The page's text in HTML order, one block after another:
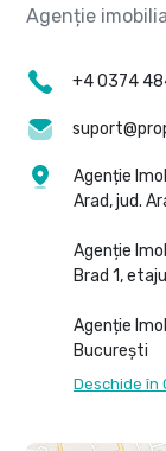
+4 0374
Agenție
Arad, jud.
Agenție
Brad 1,
Agenție
București
Deschide în